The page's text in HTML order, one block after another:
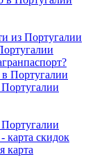
из Португалии
Португалии
карта скидок
карта